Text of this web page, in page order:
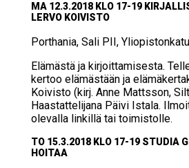
MA 12.3.2018 KLO 17-19
LER­VO KOI­VIS­TO
Port­ha­nia, Sali PII,
Elä­mäs­tä ja kir­joit­ta­mi­ses­ta.
kertoo elämästään ja
Koivisto (kirj. Anne Mattsson,
Haastattelijana Päivi Istala.
olevalla linkillä tai toimistolle.
TO 15.3.2018 KLO 17-19 STU­DIA
HOI­TAA